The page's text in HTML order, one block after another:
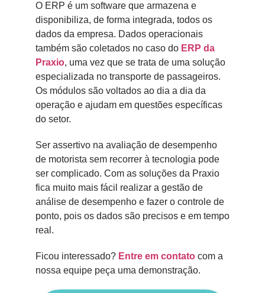
O ERP é um software que armazena e
disponibiliza, de forma integrada, todos os
dados da empresa. Dados operacionais
também são coletados no caso do ERP da
Praxio, uma vez que se trata de uma solução
especializada no transporte de passageiros.
Os módulos são voltados ao dia a dia da
operação e ajudam em questões específicas
do setor.
Ser assertivo na avaliação de desempenho
de motorista sem recorrer à tecnologia pode
ser complicado. Com as soluções da Praxio
fica muito mais fácil realizar a gestão de
análise de desempenho e fazer o controle de
ponto, pois os dados são precisos e em tempo
real.
Ficou interessado? Entre em contato com a
nossa equipe peça uma demonstração.